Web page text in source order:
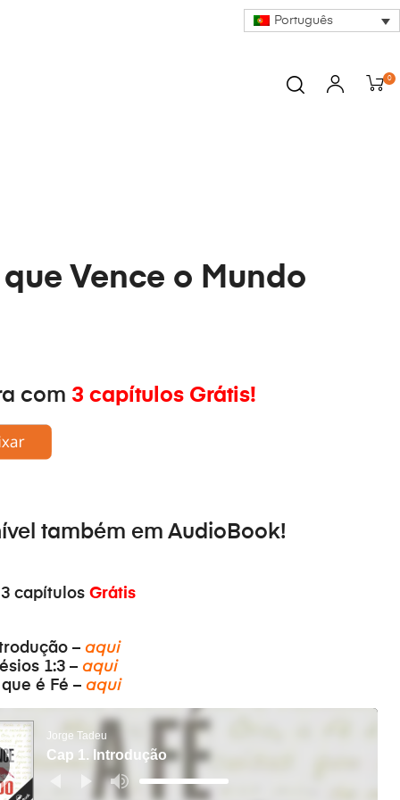
Português
0
que Vence o Mundo
com 3 capítulos Grátis!
também em AudioBook!
capítulos Grátis
– aqui
1:3 – aqui
é Fé – aqui
Jorge Tadeu
Cap 1. Introdução
Use
as